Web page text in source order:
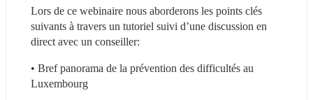
Lors de ce webinaire nous aborderons les points clés
suivants à travers un tutoriel suivi d’une discussion en
direct avec un conseiller:
• Bref panorama de la prévention des difficultés au
Luxembourg